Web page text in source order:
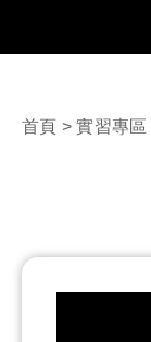
首頁 >實習專區